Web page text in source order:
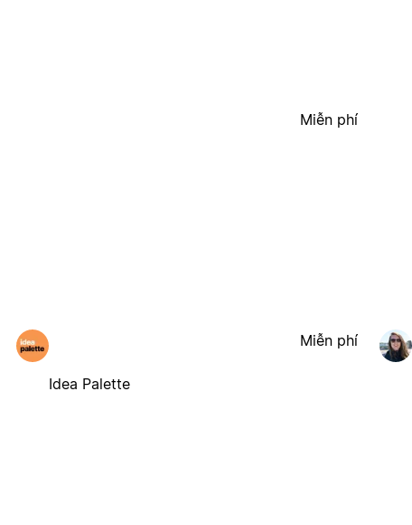
Miễn phí
Idea Palette
Miễn phí